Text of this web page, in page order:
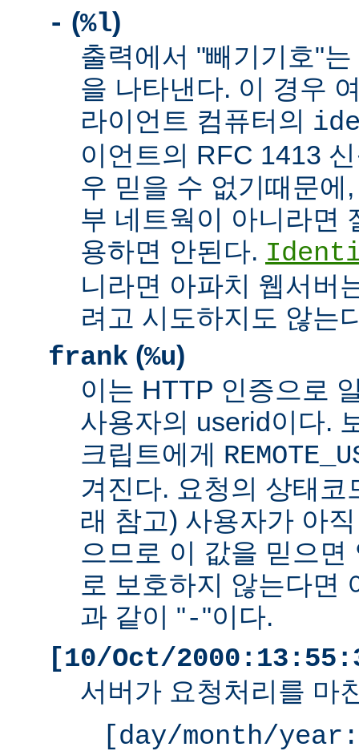
- (%l)
출력에서 "빼기기호"
을 나타낸다. 이 경우
라이언트 컴퓨터의
이언트의 RFC 1413
우 믿을 수 없기때문에
부 네트웍이 아니라면
용하면 안된다.
니라면 아파치 웹서버
려고 시도하지도 않는
frank (%u)
이는 HTTP 인증으로
사용자의 userid이다.
크립트에게
겨진다. 요청의 상태코
래 참고) 사용자가 아
으므로 이 값을 믿으면
로 보호하지 않는다면
과 같이 "-"이다.
[10/Oct/
서버가 요청처리를 마
[day/month/